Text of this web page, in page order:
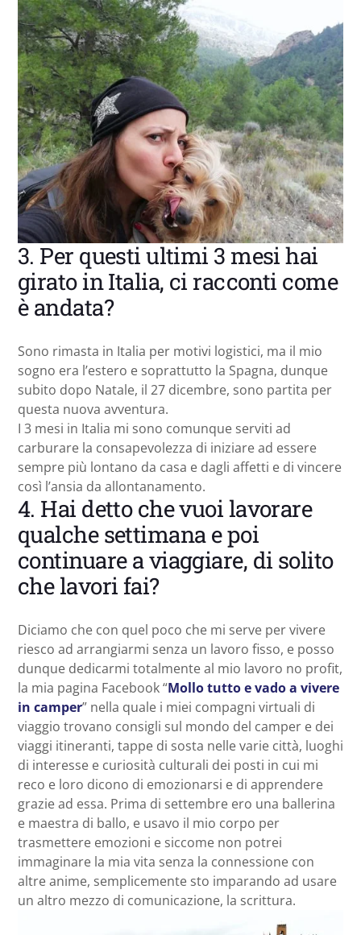
3. Per questi ultimi 3 mesi hai
girato in Italia, ci racconti come
è andata?
Sono rimasta in Italia per motivi logistici, ma il mio
sogno era l’estero e soprattutto la Spagna, dunque
subito dopo Natale, il 27 dicembre, sono partita per
questa nuova avventura.
I 3 mesi in Italia mi sono comunque serviti ad
carburare la consapevolezza di iniziare ad essere
sempre più lontano da casa e dagli affetti e di vincere
così l’ansia da allontanamento.
4. Hai detto che vuoi lavorare
qualche settimana e poi
continuare a viaggiare, di solito
che lavori fai?
Diciamo che con quel poco che mi serve per vivere
riesco ad arrangiarmi senza un lavoro fisso, e posso
dunque dedicarmi totalmente al mio lavoro no profit,
la mia pagina Facebook “Mollo tutto e vado a vivere
in camper” nella quale i miei compagni virtuali di
viaggio trovano consigli sul mondo del camper e dei
viaggi itineranti, tappe di sosta nelle varie città, luoghi
di interesse e curiosità culturali dei posti in cui mi
reco e loro dicono di emozionarsi e di apprendere
grazie ad essa. Prima di settembre ero una ballerina
e maestra di ballo, e usavo il mio corpo per
trasmettere emozioni e siccome non potrei
immaginare la mia vita senza la connessione con
altre anime, semplicemente sto imparando ad usare
un altro mezzo di comunicazione, la scrittura.